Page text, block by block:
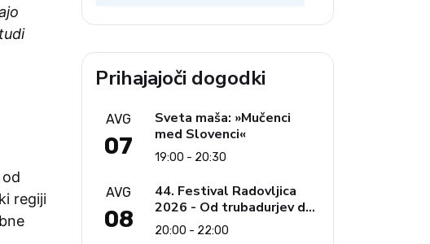
regiji
Prihajajoči dogodki
AVG
07
Sveta maša: »Mučenci
med Slovenci«
19:00 - 20:30
AVG
08
44. Festival Radovljica
2026 - Od trubadurjev do
Brahmsa
20:00 - 22:00